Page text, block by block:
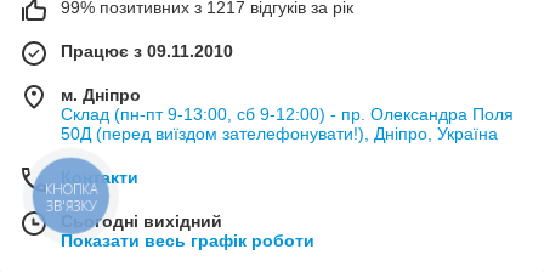
99% позитивних з 1217 відгуків за рік
Працює з 09.11.2010
м. Дніпро
Склад (пн-пт 9-13:00, сб 9-12:00) - пр. Олександра Поля
50Д (перед виїздом зателефонувати!), Дніпро, Україна
Контакти
Сьогодні вихідний
Показати весь графік роботи
КНОПКА
ЗВ'ЯЗКУ